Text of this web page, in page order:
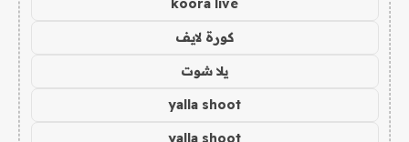
koora live
كورة لايف
يلا شوت
yalla shoot
yalla shoot